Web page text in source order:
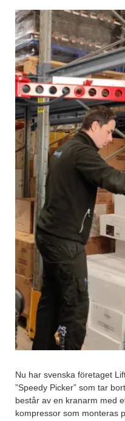
Nu har svenska företaget
”Speedy Picker” som tar
består av en kranarm med
kompressor som monteras